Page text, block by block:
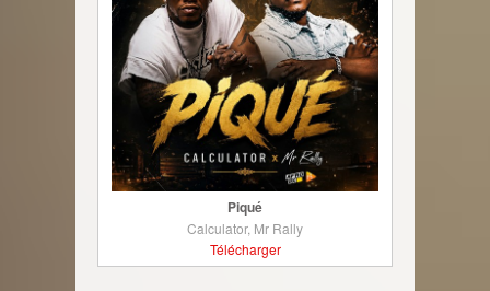
Piqué
Calculator, Mr Rally
Télécharger